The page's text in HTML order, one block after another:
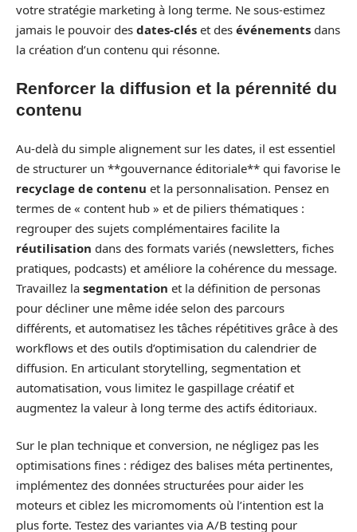
votre stratégie marketing à long terme. Ne sous-estimez
jamais le pouvoir des dates-clés et des événements dans
la création d’un contenu qui résonne.
Renforcer la diffusion et la pérennité du
contenu
Au-delà du simple alignement sur les dates, il est essentiel
de structurer un **gouvernance éditoriale** qui favorise le
recyclage de contenu et la personnalisation. Pensez en
termes de « content hub » et de piliers thématiques :
regrouper des sujets complémentaires facilite la
réutilisation dans des formats variés (newsletters, fiches
pratiques, podcasts) et améliore la cohérence du message.
Travaillez la segmentation et la définition de personas
pour décliner une même idée selon des parcours
différents, et automatisez les tâches répétitives grâce à des
workflows et des outils d’optimisation du calendrier de
diffusion. En articulant storytelling, segmentation et
automatisation, vous limitez le gaspillage créatif et
augmentez la valeur à long terme des actifs éditoriaux.
Sur le plan technique et conversion, ne négligez pas les
optimisations fines : rédigez des balises méta pertinentes,
implémentez des données structurées pour aider les
moteurs et ciblez les micromoments où l’intention est la
plus forte. Testez des variantes via A/B testing pour